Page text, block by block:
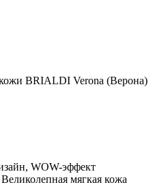
BRIALDI Verona (Верона)
WOW-эффект
мягкая кожа